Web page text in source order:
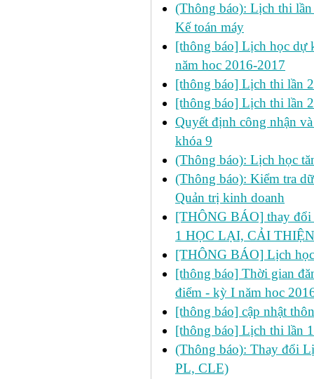
(Thông báo): Lịch thi
Kế toán máy
[thông báo] Lịch học dự
năm hoc 2016-2017
[thông báo] Lịch thi lần
[thông báo] Lịch thi lần
Quyết định công nhận
khóa 9
(Thông báo): Lịch học
(Thông báo): Kiểm tra
Quản trị kinh doanh
[THÔNG BÁO] thay đổi
1 HỌC LẠI, CẢI
[THÔNG BÁO] Lịch
[thông báo] Thời gian
điểm - kỳ I năm hoc
[thông báo] cập nhật
[thông báo] Lịch thi lần
(Thông báo): Thay đổi
PL, CLE)